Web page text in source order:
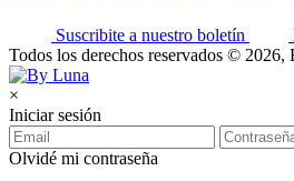
Suscribite a nuestro boletín
Todos los derechos reservados © 2026,
×
Iniciar sesión
Olvidé mi contraseña